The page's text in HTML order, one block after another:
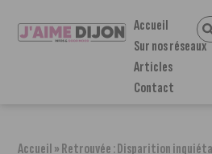
Accueil
Sur nos réseaux
Articles
Contact
Accueil»Retrouvée : Disparition